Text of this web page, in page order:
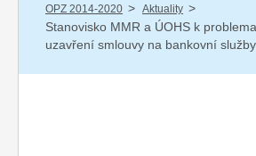
OPZ 2014-2020 / Aktuality /
Stanovisko MMR a ÚOHS k
uzavření smlouvy na bankovní služby